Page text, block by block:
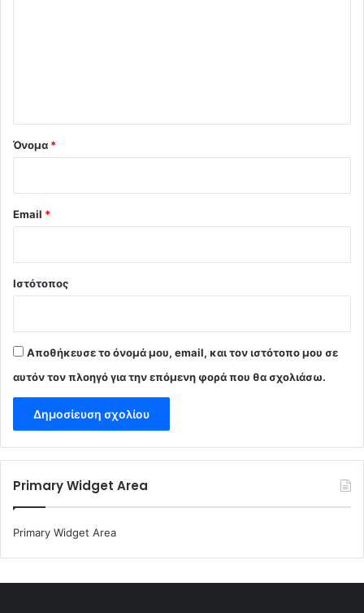
Όνομα *
Email *
Ιστότοπος
Αποθήκευσε το όνομά μου, email, και τον ιστότοπο μου σε
αυτόν τον πλοηγό για την επόμενη φορά που θα σχολιάσω.
Primary Widget Area
Primary Widget Area